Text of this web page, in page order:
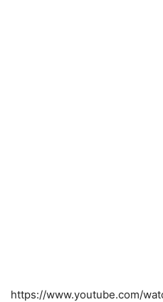
https://www.youtube.com/